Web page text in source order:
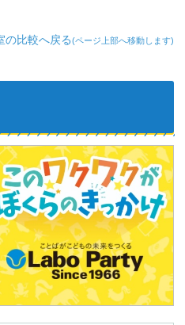
で教えてくれるよ
ついてきているの
の比較へ戻る(ページ上部へ移動します)